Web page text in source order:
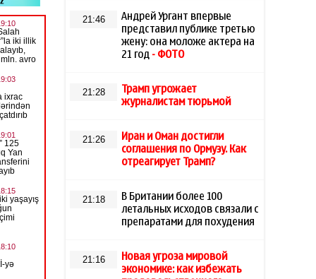
21:46
Андрей Ургант впервые
представил публике третью
жену: она моложе актера на
21 год - ФОТО
21:28
Трамп угрожает
журналистам тюрьмой
21:26
Иран и Оман достигли
соглашения по Ормузу. Как
отреагирует Трамп?
21:18
В Британии более 100
летальных исходов связали с
препаратами для похудения
21:16
Новая угроза мировой
экономике: как избежать